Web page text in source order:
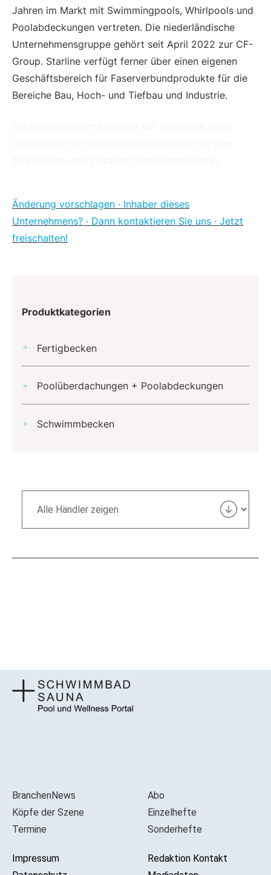
Jahren im Markt mit Swimmingpools, Whirlpools und
Poolabdeckungen vertreten. Die niederländische
Unternehmensgruppe gehört seit April 2022 zur CF-
Group. Starline verfügt ferner über einen eigenen
Geschäftsbereich für Faserverbundprodukte für die
Bereiche Bau, Hoch- und Tiefbau und Industrie.
Änderung vorschlagen · Inhaber dieses
Unternehmens? · Dann kontaktieren Sie uns · Jetzt
freischalten!
Produktkategorien
Fertigbecken
Poolüberdachungen + Poolabdeckungen
Schwimmbecken
BranchenNews
Köpfe der Szene
Termine
Impressum
Abo
Einzelhefte
Sonderhefte
Redaktion Kontakt